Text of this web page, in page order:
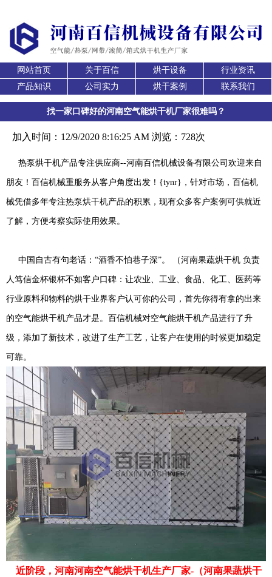
网站首页 关于百信 烘干设备
行业资讯
产品知识
公司实力 烘干案例 联系我们
找一家口碑好的河南空气能烘干机厂家很难吗？
加入时间：12/9/2020 8:16:25 AM 浏览：728次
热泵烘干机产品专注供应商--河南百信机械设备有限公司欢迎来自
朋友！百信机械重服务从客户角度出发！{tynr}，针对市场，百信机
械凭借多年专注热泵烘干机产品的积累，现有众多客户案例可供就近
了解，方便考察实际使用效果。
中国自古有句老话：“酒香不怕巷子深”。 （河南果蔬烘干机 负责
人笃信金杯银杯不如客户口碑：让农业、工业、食品、化工、医药等
行业原料和物料的烘干业界客户认可你的公司，首先你得有拿的出来
的空气能烘干机产品才是。百信机械对空气能烘干机产品进行了升
级，添加了新技术，改进了生产工艺，让客户在使用的时候更加稳定
可靠。
近阶段，河南河南空气能烘干机生产厂家-（河南果蔬烘干